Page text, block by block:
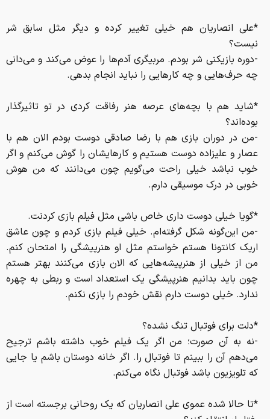
*علی انصاریان هم خیلی تغییر کرده و دیگر مثل سابق شر
نیست؟
-دوره بازیکنی شر بودم. مربیگری آدم‌ها را عوض می‌کند و می‌دانی
چه حرف‌هایی و چه کارهایی را نباید انجام بدهی.
*شاید هم با بچه‌های عرصه هنر رفاقت کردی در تو تاثیرگذار
بوده‌اند؟
-من در دوران بازی هم با رضا صادقی دوست بودم الان هم با
عصار و علیزاده دوست هستیم و کارهایشان را گوش می‌کنم و اگر
خوب نباشد خیلی راحت می‌گویم چون می‌دانند که من هوش
خوبی در درک موسیقی دارم.
*گویا خیلی دوست داری خاص باشی مثل فیلم بازی کردنت.
-من این‌گونه شکل گرفته‌ام. خیلی فیلم بازی کردم و چون عاشق
اریک کانتونا هستم خواستم مثل او هنرپیشگی را امتحان کنم.
من از خیلی از هنرپیشه‌هایی که الان بازی می‌کنند بهتر هستم
چون باید بدانیم هنرپیشگی یک استعداد است و ربطی به چهره
ندارد. خیلی دوست دارم نقش خودم را بازی نکنم.
*دلت برای فوتبال تنگ نشده؟
-نه به آن صورت؛ من اگر یک فیلم خوب داشته باشم ترجیح
می‌دهم آن را ببینم تا فوتبال را. اگر خانه دوستان باشم یا جایی
که تلویزیون باشد فوتبال نگاه می‌کنم.
*تا حالا شده عموی علی انصاریان که یک روحانی برجسته است از